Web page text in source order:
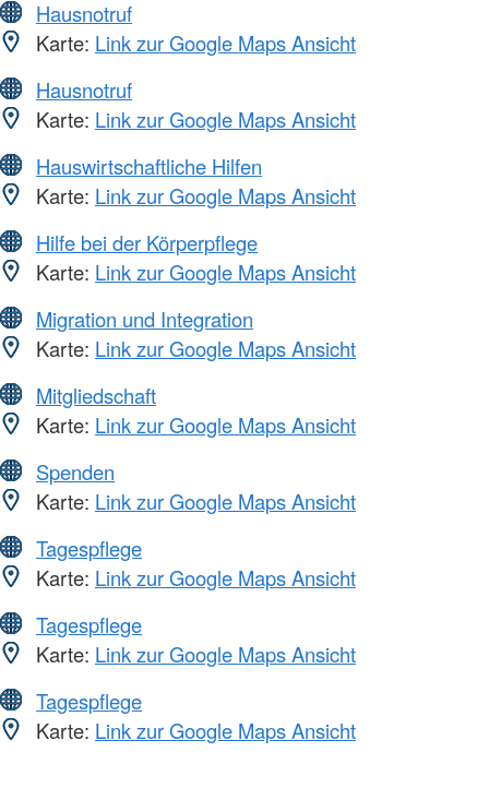
Hausnotruf
Karte: Link zur Google Maps Ansicht
Hausnotruf
Karte: Link zur Google Maps Ansicht
Hauswirtschaftliche Hilfen
Karte: Link zur Google Maps Ansicht
Hilfe bei der Körperpflege
Karte: Link zur Google Maps Ansicht
Migration und Integration
Karte: Link zur Google Maps Ansicht
Mitgliedschaft
Karte: Link zur Google Maps Ansicht
Spenden
Karte: Link zur Google Maps Ansicht
Tagespflege
Karte: Link zur Google Maps Ansicht
Tagespflege
Karte: Link zur Google Maps Ansicht
Tagespflege
Karte: Link zur Google Maps Ansicht